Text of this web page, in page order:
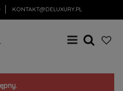
KONTAKT@DELUXURY.PL